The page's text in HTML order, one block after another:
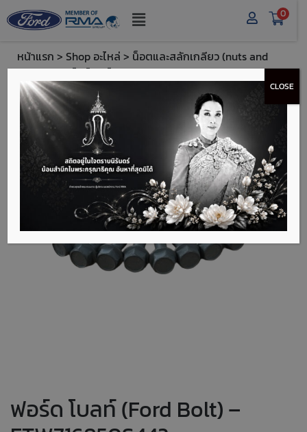
0
หน้าแรก > Shop อะไหล่ > น็อตและสลักเกลียว (nuts and
bolts)> ฟอร์ด โบลท์ (Ford Bolt) - FTW716850S442
ฟอร์ด โบลท์ (Ford Bolt) –
CLOSE